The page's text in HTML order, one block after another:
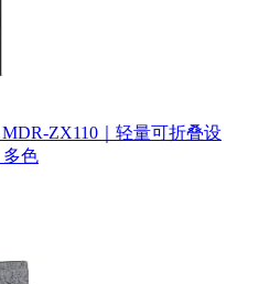
ZX110｜轻量可折叠设
色